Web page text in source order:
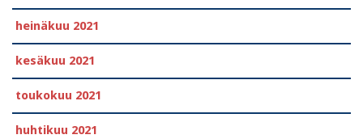
heinäkuu 2021
kesäkuu 2021
toukokuu 2021
huhtikuu 2021